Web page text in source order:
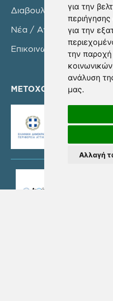
για την
για την
την παροχή
ανάλυση
μας.
Αλλαγή
Διαβουλεύσεις
Νέα / Ανακοινώσεις
Επικοινωνία
ΜΕΤΟΧΟΙ